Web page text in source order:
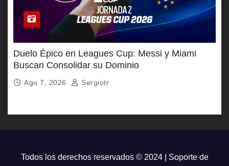
Duelo Épico en Leagues Cup: Messi y Miami
Buscan Consolidar su Dominio
Ago 7, 2026 Sergiotr
Todos los derechos reservados © 2024 | Soporte de